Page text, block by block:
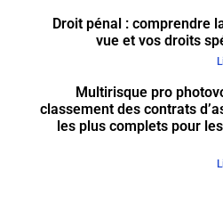
Droit pénal : comprendre
vue et vos droits
Multirisque pro
classement des contrats
les plus complets pour